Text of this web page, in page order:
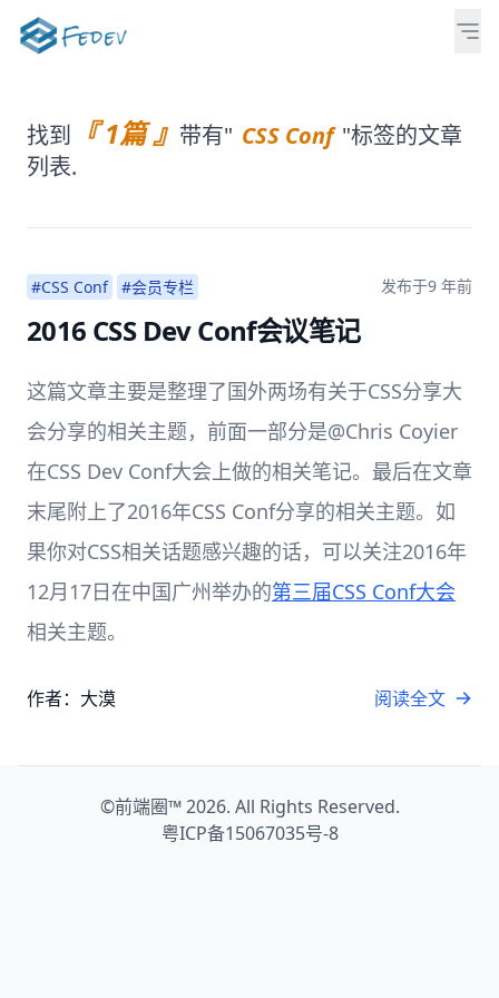
找到 『 1篇 』 带有" CSS Conf "标签的文章
列表.
#CSS Conf #会员专栏 发布于9 年前
2016 CSS Dev Conf会议笔记
这篇文章主要是整理了国外两场有关于CSS分享大
会分享的相关主题，前面一部分是@Chris Coyier
在CSS Dev Conf大会上做的相关笔记。最后在文章
末尾附上了2016年CSS Conf分享的相关主题。如
果你对CSS相关话题感兴趣的话，可以关注2016年
12月17日在中国广州举办的第三届CSS Conf大会
相关主题。
作者：大漠 阅读全文
©前端圈™2026. All Rights Reserved.
粤ICP备15067035号-8